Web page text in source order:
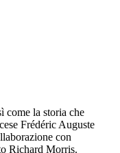
come la storia che
Frédéric Auguste
con
Richard Morris.